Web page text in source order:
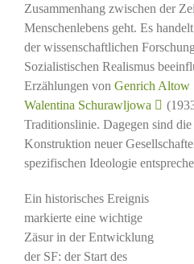
Zusammenhang zwischen der
Menschenlebens geht. Es
der wissenschaftlichen
Sozialistischen Realismus
Erzählungen von Genrich Altow
Walentina Schurawljowa
Traditionslinie. Dagegen sind
Konstruktion neuer
spezifischen Ideologie
Ein historisches Ereignis
markierte eine wichtige
Zäsur in der Entwicklung
der SF: der Start des